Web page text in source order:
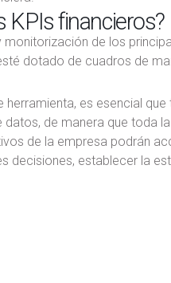
KPIs financieros?
de los
dotado de cuadros de
es esencial
de manera que toda
de la empresa podrán
decisiones, establecer la